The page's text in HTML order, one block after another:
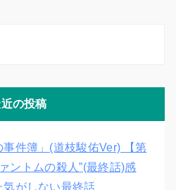
の投稿
事件簿」(道枝駿佑Ver) 【第
ントムの殺人”(最終話)感
がしない最終話